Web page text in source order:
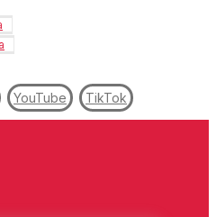
YouTube TikTok